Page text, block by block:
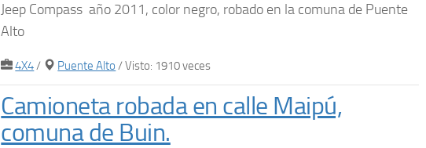
Jeep Compass año 2011, color negro, robado en la comuna de Puente
Alto
4X4/ Puente Alto / Visto: 1910 veces
Camioneta robada en calle Maipú,
comuna de Buin.